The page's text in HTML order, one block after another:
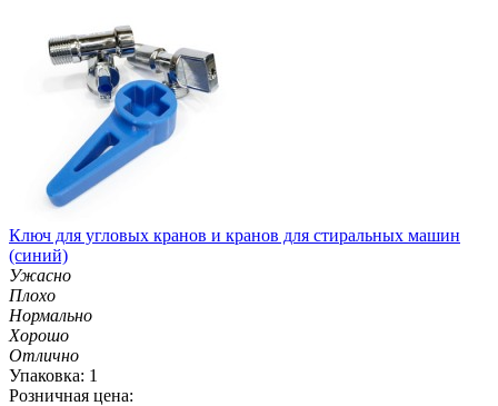
Ключ для угловых кранов и кранов для стиральных машин
(синий)
Ужасно
Плохо
Нормально
Хорошо
Отлично
Упаковка: 1
Розничная цена: